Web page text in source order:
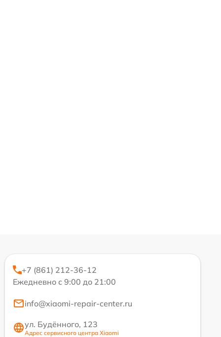
+7 (861) 212-36-12
Ежедневно с 9:00 до 21:00
info@xiaomi-repair-center.ru
ул. Будённого, 123
Адрес сервисного центра Xiaomi